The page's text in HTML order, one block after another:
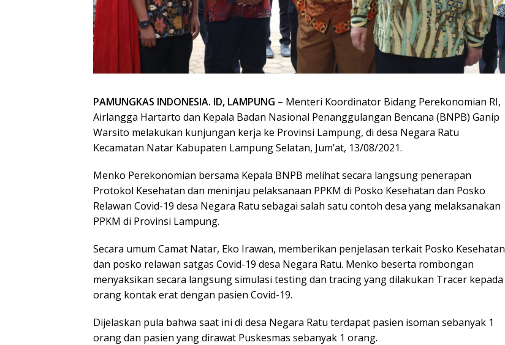
PAMUNGKAS INDONESIA. ID, LAMPUNG – Menteri Koordinator Bidang Perekonomian RI,
Airlangga Hartarto dan Kepala Badan Nasional Penanggulangan Bencana (BNPB) Ganip
Warsito melakukan kunjungan kerja ke Provinsi Lampung, di desa Negara Ratu
Kecamatan Natar Kabupaten Lampung Selatan, Jum’at, 13/08/2021.
Menko Perekonomian bersama Kepala BNPB melihat secara langsung penerapan
Protokol Kesehatan dan meninjau pelaksanaan PPKM di Posko Kesehatan dan Posko
Relawan Covid-19 desa Negara Ratu sebagai salah satu contoh desa yang melaksanakan
PPKM di Provinsi Lampung.
Secara umum Camat Natar, Eko Irawan, memberikan penjelasan terkait Posko Kesehatan
dan posko relawan satgas Covid-19 desa Negara Ratu. Menko beserta rombongan
menyaksikan secara langsung simulasi testing dan tracing yang dilakukan Tracer kepada
orang kontak erat dengan pasien Covid-19.
Dijelaskan pula bahwa saat ini di desa Negara Ratu terdapat pasien isoman sebanyak 1
orang dan pasien yang dirawat Puskesmas sebanyak 1 orang.